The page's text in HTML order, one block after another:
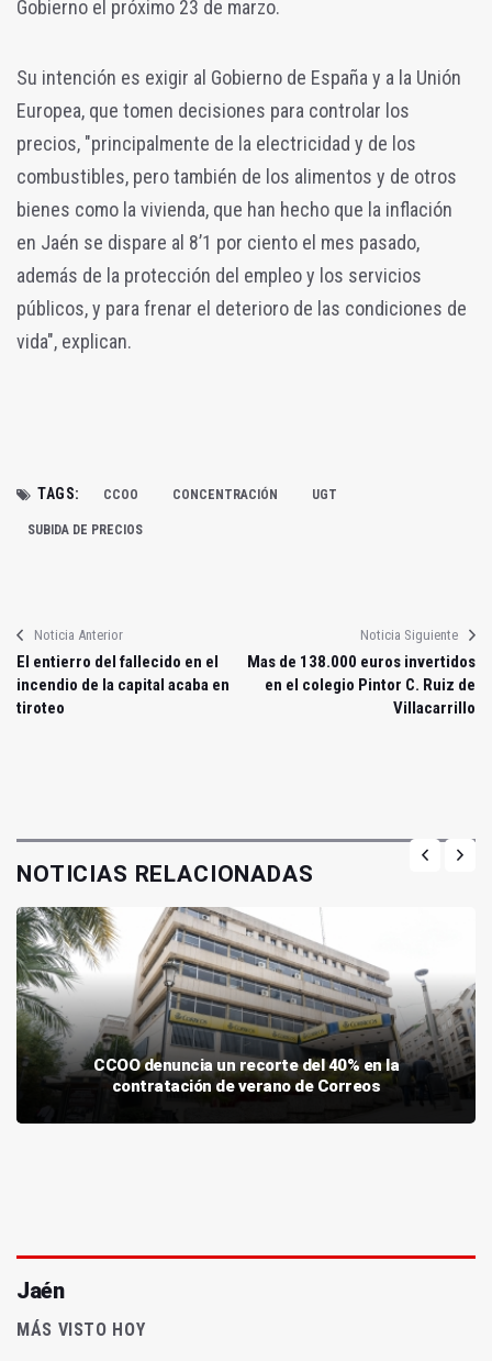
Gobierno el próximo 23 de marzo.
Su intención es exigir al Gobierno de España y a la Unión
Europea, que tomen decisiones para controlar los
precios, "principalmente de la electricidad y de los
combustibles, pero también de los alimentos y de otros
bienes como la vivienda, que han hecho que la inflación
en Jaén se dispare al 8’1 por ciento el mes pasado,
además de la protección del empleo y los servicios
públicos, y para frenar el deterioro de las condiciones de
vida", explican.
TAGS: CCOO CONCENTRACIÓN UGT
SUBIDA DE PRECIOS
Noticia Anterior
El entierro del fallecido en el
incendio de la capital acaba en
tiroteo
Noticia Siguiente
Mas de 138.000 euros invertidos
en el colegio Pintor C. Ruiz de
Villacarrillo
NOTICIAS RELACIONADAS
CCOO denuncia un recorte del 40% en la
contratación de verano de Correos
Jaén
MÁS VISTO HOY